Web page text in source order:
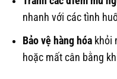
nhanh với các tình
Bảo vệ hàng hóa khỏi
hoặc mất cân bằng